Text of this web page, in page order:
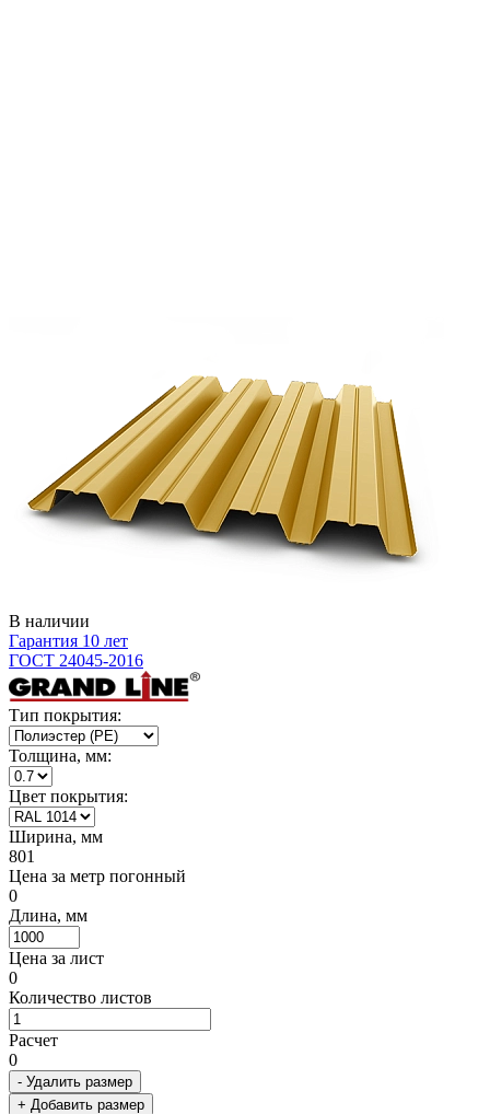
В наличии
Гарантия 10 лет
ГОСТ 24045-2016
Тип покрытия:
Толщина, мм:
Цвет покрытия:
Ширина, мм
801
Цена за метр погонный
0
Длина, мм
Цена за лист
0
Количество листов
Расчет
0
- Удалить размер
+ Добавить размер